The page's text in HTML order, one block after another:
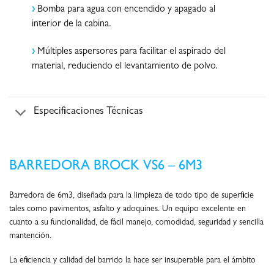
› Bomba para agua con encendido y apagado al
interior de la cabina.
› Múltiples aspersores para facilitar el aspirado del
material, reduciendo el levantamiento de polvo.
Especificaciones Técnicas
BARREDORA BROCK VS6 – 6M3
Barredora de 6m3, diseñada para la limpieza de todo tipo de superficie
tales como pavimentos, asfalto y adoquines. Un equipo excelente en
cuanto a su funcionalidad, de fácil manejo, comodidad, seguridad y sencilla
mantención.
La eficiencia y calidad del barrido la hace ser insuperable para el ámbito